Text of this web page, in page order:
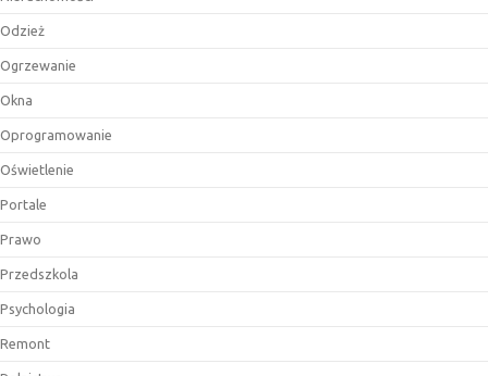
Odzież
Ogrzewanie
Okna
Oprogramowanie
Oświetlenie
Portale
Prawo
Przedszkola
Psychologia
Remont